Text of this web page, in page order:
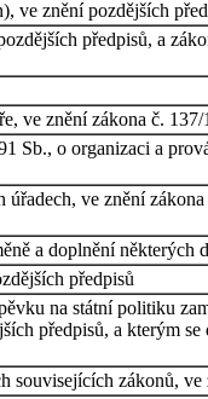
ve znění pozdějších
předpisů, a
ve znění zákona č. 137/
Sb., o organizaci a
ve znění
a doplnění některých
předpisů
na státní politiku
předpisů, a kterým
souvisejících zákonů,